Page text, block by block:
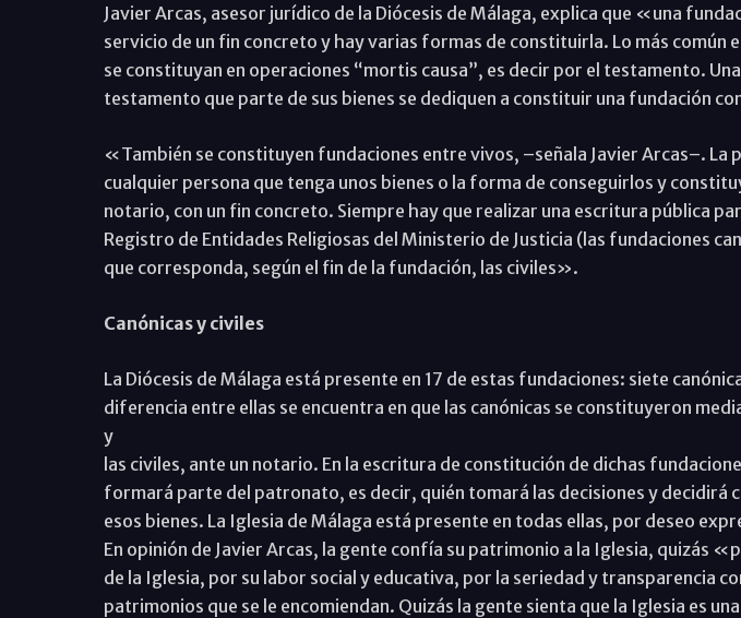
Javier Arcas, asesor jurídico de la Diócesis de Málaga, explica que «una
servicio de un fin concreto y hay varias formas de constituirla. Lo más común
se constituyan en operaciones “mortis causa”, es decir por el testamento.
testamento que parte de sus bienes se dediquen a constituir una fundación
«También se constituyen fundaciones entre vivos, –señala Javier Arcas–. La
cualquier persona que tenga unos bienes o la forma de conseguirlos y
notario, con un fin concreto. Siempre hay que realizar una escritura pública
Registro de Entidades Religiosas del Ministerio de Justicia (las fundaciones
que corresponda, según el fin de la fundación, las civiles».
Canónicas y civiles
La Diócesis de Málaga está presente en 17 de estas fundaciones: siete
diferencia entre ellas se encuentra en que las canónicas se constituyeron
y
las civiles, ante un notario. En la escritura de constitución de dichas
formará parte del patronato, es decir, quién tomará las decisiones y decidirá
esos bienes. La Iglesia de Málaga está presente en todas ellas, por deseo
En opinión de Javier Arcas, la gente confía su patrimonio a la Iglesia, quizás
de la Iglesia, por su labor social y educativa, por la seriedad y transparencia
patrimonios que se le encomiendan. Quizás la gente sienta que la Iglesia es